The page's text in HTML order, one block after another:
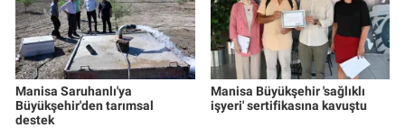
Manisa Saruhanlı'ya
Büyükşehir'den tarımsal
destek
Manisa Büyükşehir 'sağlıklı
işyeri' sertifikasına kavuştu